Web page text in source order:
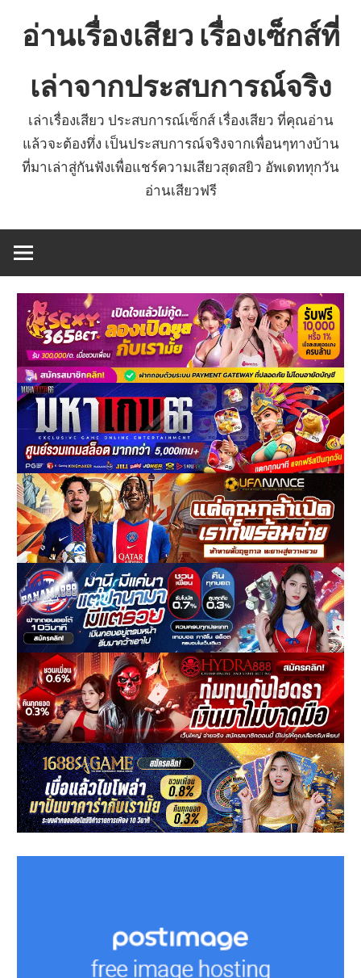
อ่านเรื่องเสียว เรื่องเซ็กส์ที่
เล่าจากประสบการณ์จริง
เล่าเรื่องเสียว ประสบการณ์เซ็กส์ เรื่องเสียว ที่คุณอ่าน
แล้วจะต้องทึ่ง เป็นประสบการณ์จริงจากเพื่อนๆทางบ้าน
ที่มาเล่าสู่กันฟังเพื่อแชร์ความเสียวสุดสยิว อัพเดททุกวัน
อ่านเสียวฟรี